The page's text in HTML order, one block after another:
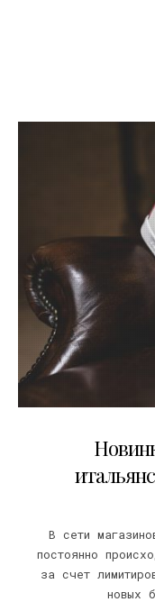
В сети
постоянно
за счет
новых